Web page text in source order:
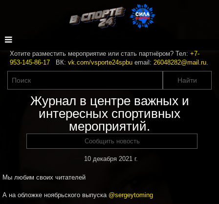
Хотите разместить мероприятие или стать партнёром? Тел: +7-
953-145-86-17 ВК: vk.com/vsporte24spbu email: 26048282@mail.ru.
Журнал в центре важных и
интересных спортивных
мероприятий.
Сообщить новость
10 декабря 2021 г.
Мы любим своих читателей
А на обложке ноябрьского выпуска @sergeytoming